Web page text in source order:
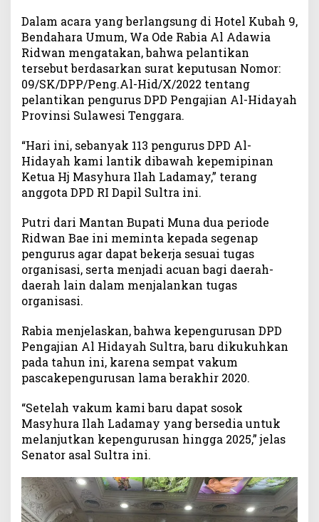
e
p
a
t
P
i
m
p
n
D
P
D
P
n
g
a
j
i
A
l
-
H
i
d
a
y
a
h
u
l
t
Dalam acara yang berlangsung di Hotel Kubah 9,
Bendahara Umum, Wa Ode Rabia Al Adawia
Ridwan mengatakan, bahwa pelantikan
tersebut berdasarkan surat keputusan Nomor:
09/SK/DPP/Peng.Al-Hid/X/2022 tentang
pelantikan pengurus DPD Pengajian Al-Hidayah
Provinsi Sulawesi Tenggara.
“Hari ini, sebanyak 113 pengurus DPD Al-
Hidayah kami lantik dibawah kepemipinan
Ketua Hj Masyhura Ilah Ladamay,” terang
anggota DPD RI Dapil Sultra ini.
Putri dari Mantan Bupati Muna dua periode
Ridwan Bae ini meminta kepada segenap
pengurus agar dapat bekerja sesuai tugas
organisasi, serta menjadi acuan bagi daerah-
daerah lain dalam menjalankan tugas
organisasi.
Rabia menjelaskan, bahwa kepengurusan DPD
Pengajian Al Hidayah Sultra, baru dikukuhkan
pada tahun ini, karena sempat vakum
pascakepengurusan lama berakhir 2020.
“Setelah vakum kami baru dapat sosok
Masyhura Ilah Ladamay yang bersedia untuk
melanjutkan kepengurusan hingga 2025,” jelas
Senator asal Sultra ini.